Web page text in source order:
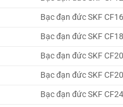
Bạc đạn đức SKF
Bạc đạn đức SKF
Bạc đạn đức SKF
Bạc đạn đức SKF
Bạc đạn đức SKF